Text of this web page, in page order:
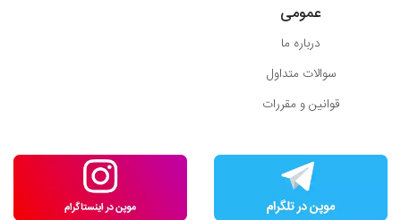
عمومی
درباره ما
سوالات متداول
قوانین و مقررات